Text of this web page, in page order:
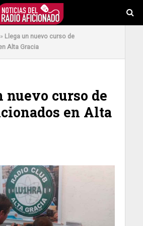
» Llega un nuevo curso de
Alta Gracia
nuevo curso de
en Alta